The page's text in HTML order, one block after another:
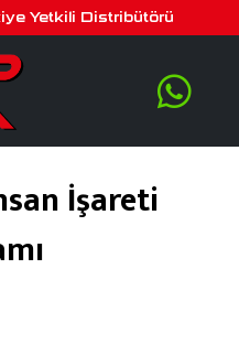
Yetkili Distribütörü
İşareti